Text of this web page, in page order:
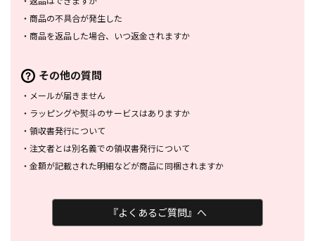
・ 商品の不具合が発生した
・ 商品を返品した場合、 いつ返金されますか
その他の質問
・ メールが届きません
・ ラッピングや熨斗のサービスはありますか
・ 領収書発行について
・ 注文者とは別名義での領収書発行について
・ 金額が記載された明細などが商品に同梱されますか
『よくあるご質問』へ